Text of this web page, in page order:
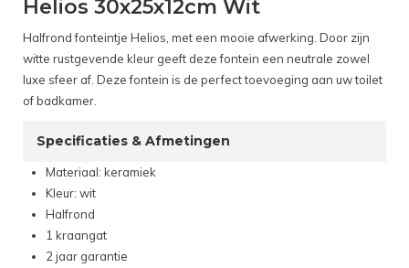
Helios 30x25x12cm Wit
Halfrond fonteintje Helios, met een mooie afwerking. Door zijn
witte rustgevende kleur geeft deze fontein een neutrale zowel
luxe sfeer af. Deze fontein is de perfect toevoeging aan uw toilet
of badkamer.
Specificaties & Afmetingen
Materiaal: keramiek
Kleur: wit
Halfrond
1 kraangat
2 jaar garantie